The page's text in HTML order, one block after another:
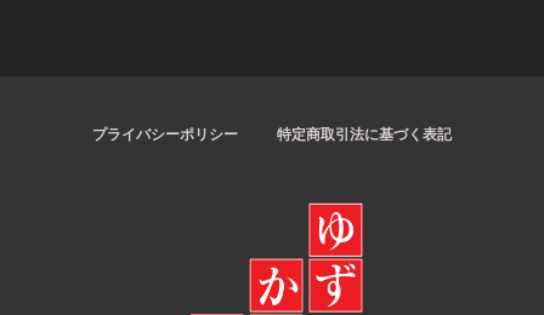
プライバシーポリシー 特定商取引法に基づく表記